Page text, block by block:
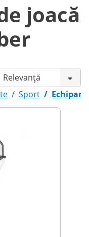
joacă
/ Sport /